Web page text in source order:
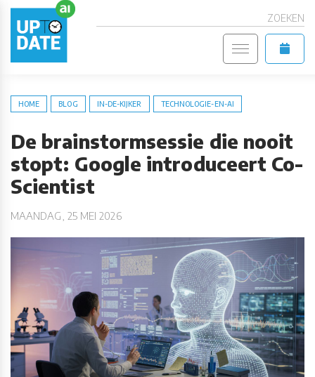
ZOEKEN
HOME BLOG IN-DE-KIJKER TECHNOLOGIE-EN-AI
De brainstormsessie die nooit
stopt: Google introduceert Co-
Scientist
MAANDAG, 25 MEI 2026